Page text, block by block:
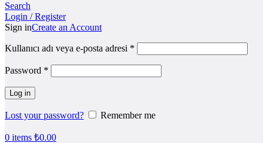
Search
Login / Register
Sign inCreate an Account
Kullanıcı adı veya e-posta adresi *
Password *
Log in
Lost your password? Remember me
0 items ₺0.00